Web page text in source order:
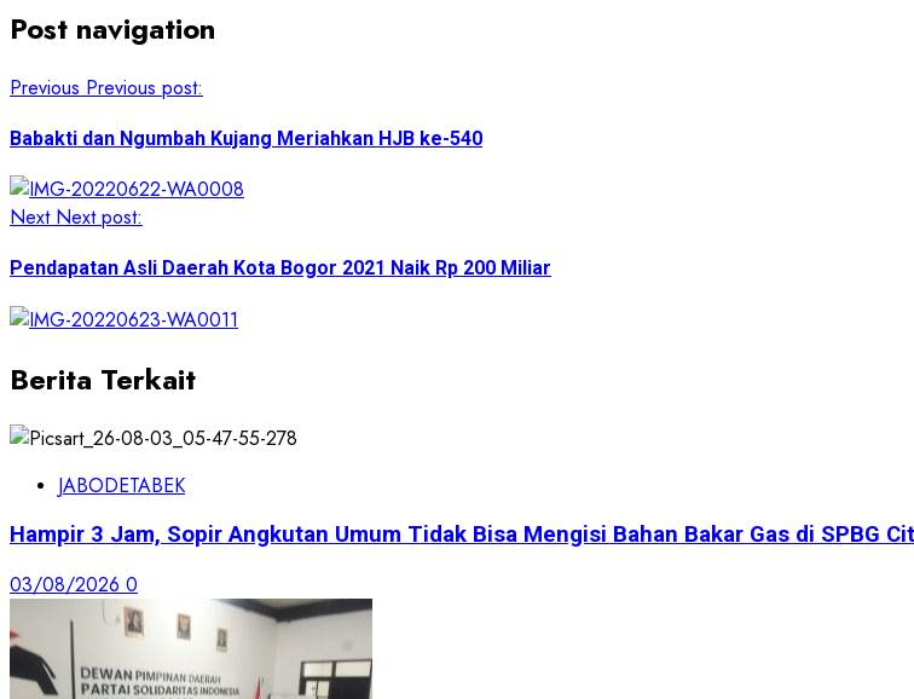
Post navigation
Previous Previous post:
Babakti dan Ngumbah Kujang Meriahkan HJB ke-540
Next Next post:
Pendapatan Asli Daerah Kota Bogor 2021 Naik Rp 200 Miliar
Berita Terkait
JABODETABEK
Hampir 3 Jam, Sopir Angkutan Umum Tidak Bisa Mengisi Bahan Bakar Gas di SPBG
03/08/2026 0